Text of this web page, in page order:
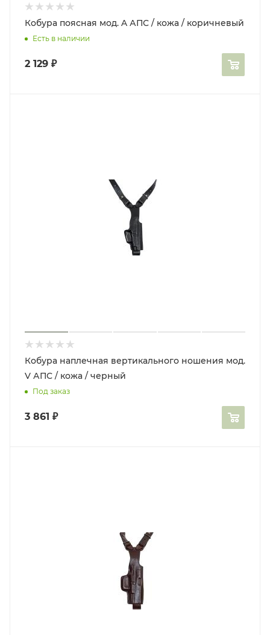
Кобура поясная мод. A АПС / кожа / коричневый
Есть в наличии
2 129 ₽
Кобура наплечная вертикального ношения мод.
V АПС / кожа / черный
Под заказ
3 861 ₽